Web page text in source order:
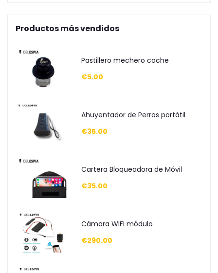
Productos más vendidos
Pastillero mechero coche
€5.00
Ahuyentador de Perros portátil
€35.00
Cartera Bloqueadora de Móvil
€35.00
Cámara WIFI módulo
€290.00